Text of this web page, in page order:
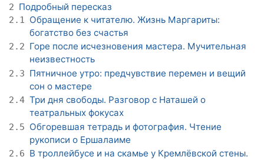
2 Подробный пересказ
2.1 Обращение к читателю. Жизнь Маргариты:
богатство без счастья
2.2 Горе после исчезновения мастера. Мучительная
неизвестность
2.3 Пятничное утро: предчувствие перемен и вещий
сон о мастере
2.4 Три дня свободы. Разговор с Наташей о
театральных фокусах
2.5 Обгоревшая тетрадь и фотография. Чтение
рукописи о Ершалаиме
2.6 В троллейбусе и на скамье у Кремлёвской стены.